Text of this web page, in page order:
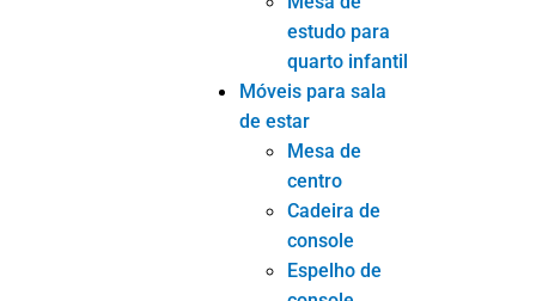
TV
Outros
móveis sob medida Móveis
personalizados
móveis personalizados
Móveis por atacado da China